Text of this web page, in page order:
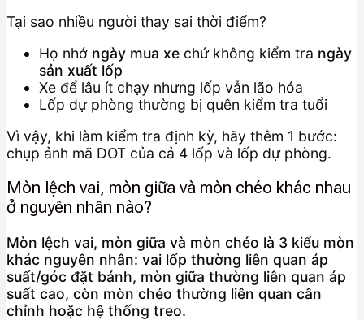
Tại sao nhiều người thay sai thời điểm?
Họ nhớ ngày mua xe chứ không kiểm tra ngày
sản xuất lốp
Xe để lâu ít chạy nhưng lốp vẫn lão hóa
Lốp dự phòng thường bị quên kiểm tra tuổi
Vì vậy, khi làm kiểm tra định kỳ, hãy thêm 1 bước:
chụp ảnh mã DOT của cả 4 lốp và lốp dự phòng.
Mòn lệch vai, mòn giữa và mòn chéo khác nhau
ở nguyên nhân nào?
Mòn lệch vai, mòn giữa và mòn chéo là 3 kiểu mòn
khác nguyên nhân: vai lốp thường liên quan áp
suất/góc đặt bánh, mòn giữa thường liên quan áp
suất cao, còn mòn chéo thường liên quan cân
chỉnh hoặc hệ thống treo.